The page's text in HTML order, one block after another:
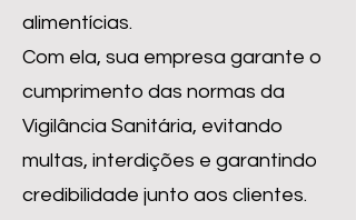
alimentícias.
Com ela, sua empresa garante o
cumprimento das normas da
Vigilância Sanitária, evitando
multas, interdições e garantindo
credibilidade junto aos clientes.